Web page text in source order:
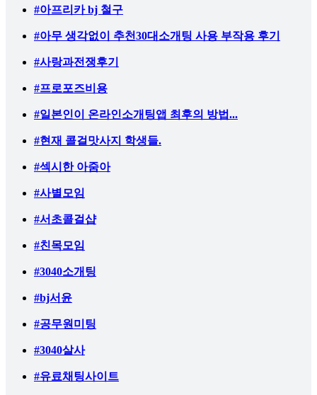
#아프리카 bj 철구
#아무 생각없이 추천30대소개팅 사용 부작용 후기
#사랑과전쟁후기
#프로포즈비용
#일본인이 온라인소개팅앱 최후의 방법...
#현재 콜걸맛사지 학생들.
#섹시한 아줌아
#사별모임
#서초콜걸샵
#친목모임
#3040소개팅
#bj서윤
#공무원미팅
#3040살사
#유료채팅사이트